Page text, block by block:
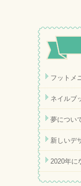
フットメ
ネイルブ
夢につい
新しいデ
2020年に